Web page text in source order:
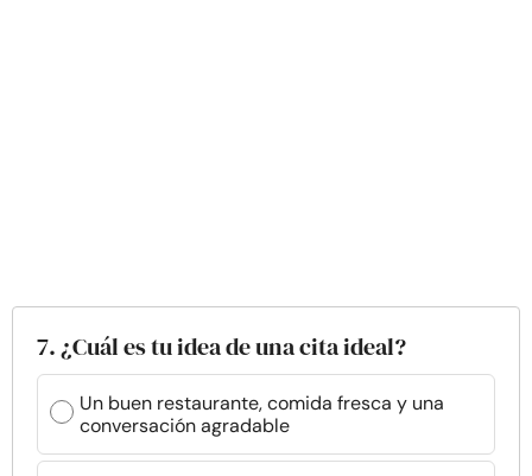
7. ¿Cuál es tu idea de una cita ideal?
Un buen restaurante, comida fresca y una
conversación agradable